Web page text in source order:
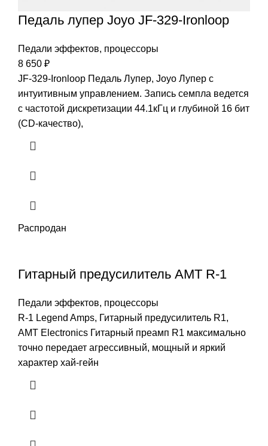
Педаль лупер Joyo JF-329-Ironloop
Педали эффектов, процессоры
8 650 ₽
JF-329-Ironloop Педаль Лупер, Joyo Лупер с
интуитивным управлением. Запись семпла ведется
с частотой дискретизации 44.1кГц и глубиной 16 бит
(CD-качество),
Распродан
Гитарный предусилитель AMT R-1
Педали эффектов, процессоры
R-1 Legend Amps, Гитарный предусилитель R1,
AMT Electronics Гитарный преамп R1 максимально
точно передает агрессивный, мощный и яркий
характер хай-гейн